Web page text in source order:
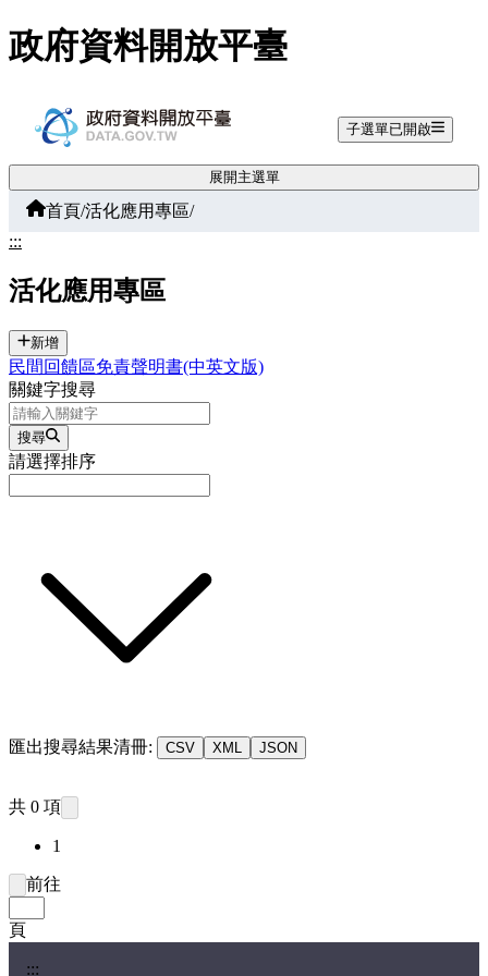
跳至主要內容
政府資料開放平臺
子選單已開啟
展開主選單
首頁/活化應用專區/
:::
活化應用專區
新增
民間回饋區免責聲明書(中英文版)
關鍵字搜尋
搜尋
請選擇排序
匯出搜尋結果清冊: CSV XML JSON
共 0 項
1
前往
頁
:::